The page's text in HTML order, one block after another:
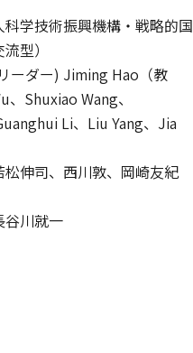
学技術振興機構・戦略的国
型）
ーダー) Jiming Hao（教
Shuxiao Wang、
Li、Liu Yang、Jia
伸司、西川敦、岡崎友紀
谷川就一